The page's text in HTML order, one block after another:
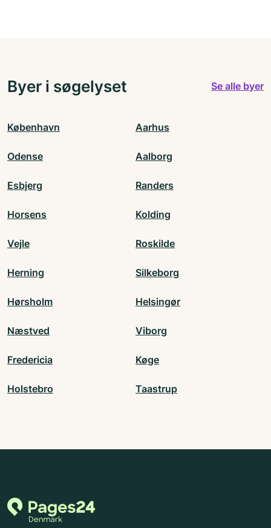
Byer i søgelyset Se alle byer
København Aarhus
Odense Aalborg
Esbjerg Randers
Horsens Kolding
Vejle Roskilde
Herning Silkeborg
Hørsholm Helsingør
Næstved Viborg
Fredericia Køge
Holstebro Taastrup